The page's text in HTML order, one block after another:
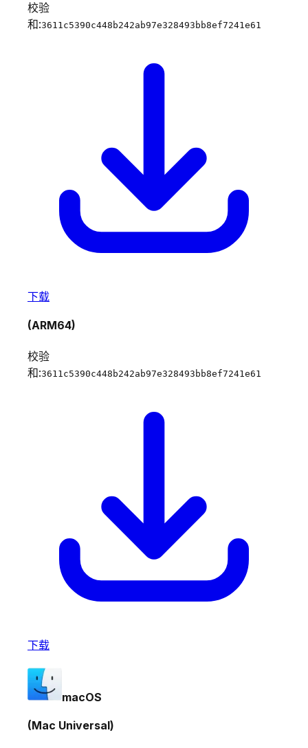
校验
和:3611c5390c448b242ab97e328493bb8ef7241e61
下载
(ARM64)
校验
和:3611c5390c448b242ab97e328493bb8ef7241e61
下载
macOS
(Mac Universal)